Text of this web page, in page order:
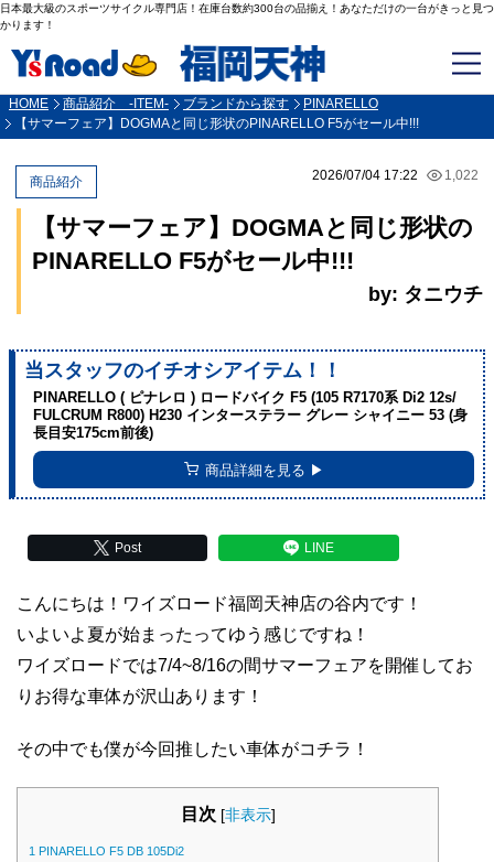
日本最大級のスポーツサイクル専門店！在庫台数約300台の品揃え！あなただけの一台がきっと見つ
かります！
HOME 商品紹介 -ITEM- ブランドから探す
PINARELLO
【サマーフェア】DOGMAと同じ形状のPINARELLO F5がセール中!!!
2026/07/04 17:22 1,022
商品紹介
【サマーフェア】DOGMAと同じ形状の
PINARELLO F5がセール中!!!
by: タニウチ
当スタッフのイチオシアイテム！！
PINARELLO ( ピナレロ ) ロードバイク F5 (105 R7170系 Di2 12s/
FULCRUM R800) H230 インターステラー グレー シャイニー 53 (身
長目安175cm前後)
商品詳細を見る ▶︎
Post LINE
こんにちは！ワイズロード福岡天神店の谷内です！
いよいよ夏が始まったってゆう感じですね！
ワイズロードでは7/4~8/16の間サマーフェアを開催してお
りお得な車体が沢山あります！
その中でも僕が今回推したい車体がコチラ！
目次 [非表示]
1
PINARELLO F5 DB 105Di2